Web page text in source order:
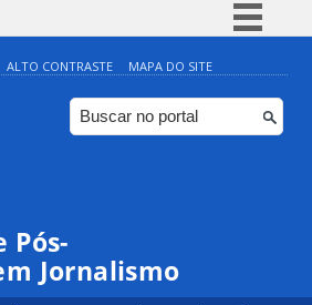
Simplifique!
Comunica BR
Participe
ALTO CONTRASTE MAPA DO SITE
Pós-
Jornalismo